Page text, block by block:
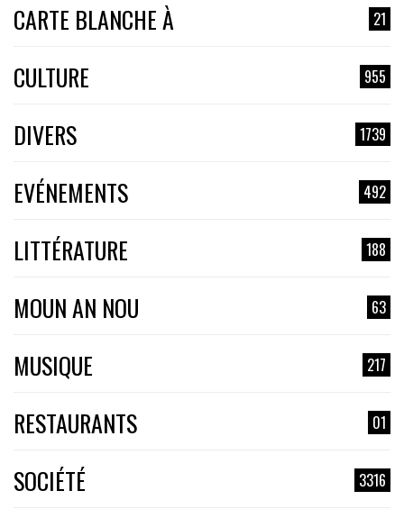
CARTE BLANCHE À 21
CULTURE 955
DIVERS 1739
EVÉNEMENTS 492
LITTÉRATURE 188
MOUN AN NOU 63
MUSIQUE 217
RESTAURANTS 01
SOCIÉTÉ 3316